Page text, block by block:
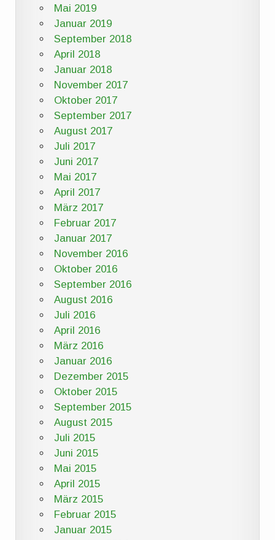
Mai 2019
Januar 2019
September 2018
April 2018
Januar 2018
November 2017
Oktober 2017
September 2017
August 2017
Juli 2017
Juni 2017
Mai 2017
April 2017
März 2017
Februar 2017
Januar 2017
November 2016
Oktober 2016
September 2016
August 2016
Juli 2016
April 2016
März 2016
Januar 2016
Dezember 2015
Oktober 2015
September 2015
August 2015
Juli 2015
Juni 2015
Mai 2015
April 2015
März 2015
Februar 2015
Januar 2015